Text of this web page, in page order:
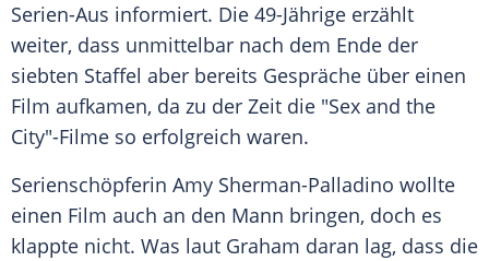
Serien-Aus informiert. Die 49-Jährige erzählt
weiter, dass unmittelbar nach dem Ende der
siebten Staffel aber bereits Gespräche über einen
Film aufkamen, da zu der Zeit die "Sex and the
City"-Filme so erfolgreich waren.
Serienschöpferin Amy Sherman-Palladino wollte
einen Film auch an den Mann bringen, doch es
klappte nicht. Was laut Graham daran lag, dass die